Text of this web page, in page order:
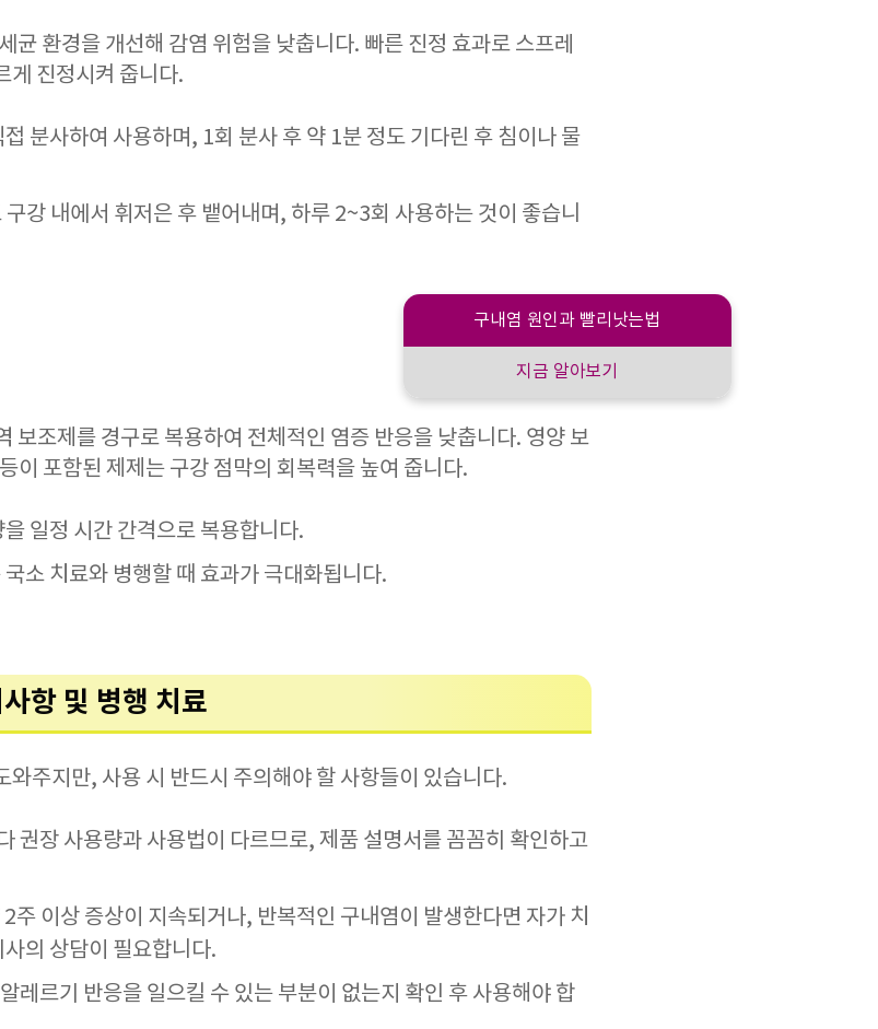
균 환경을 개선해 감염 위험을 낮춥니다. 빠른 진정 효과로 스프레
게 진정시켜 줍니다.
분사하여 사용하며, 1회 분사 후 약 1분 정도 기다린 후 침이나 물
강 내에서 휘저은 후 뱉어내며, 하루 2~3회 사용하는 것이 좋습니
보조제를 경구로 복용하여 전체적인 염증 반응을 낮춥니다. 영양 보
이 포함된 제제는 구강 점막의 회복력을 높여 줍니다.
일정 시간 간격으로 복용합니다.
소 치료와 병행할 때 효과가 극대화됩니다.
항 및 병행 치료
와주지만, 사용 시 반드시 주의해야 할 사항들이 있습니다.
권장 사용량과 사용법이 다르므로, 제품 설명서를 꼼꼼히 확인하고
주 이상 증상이 지속되거나, 반복적인 구내염이 발생한다면 자가 치
의 상담이 필요합니다.
레르기 반응을 일으킬 수 있는 부분이 없는지 확인 후 사용해야 합
구내염 원인과 빨리낫는법
지금 알아보기